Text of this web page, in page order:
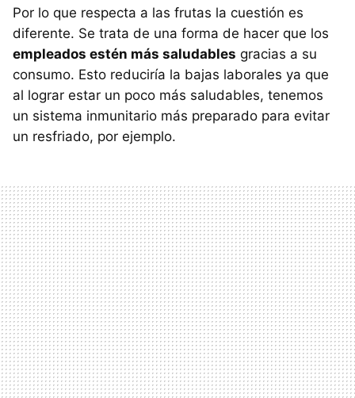
Por lo que respecta a las frutas la cuestión es
diferente. Se trata de una forma de hacer que los
empleados estén más saludables gracias a su
consumo. Esto reduciría la bajas laborales ya que
al lograr estar un poco más saludables, tenemos
un sistema inmunitario más preparado para evitar
un resfriado, por ejemplo.